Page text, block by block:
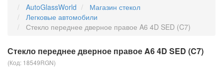
AutoGlassWorld
Магазин стекол
Легковые автомобили
Стекло переднее дверное правое A6 4D SED (C7)
Стекло переднее дверное правое A6 4D SED (C7)
(Код: 18549RGN)